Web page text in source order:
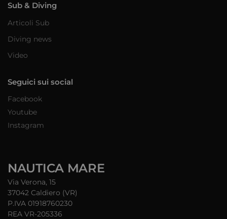
Sub & Diving
Articoli Sub
Diving news
Video
Seguici sui social
Facebook
Youtube
Instagram
NAUTICA MARE
Via Verona, 15
37042 Caldiero (VR)
P.IVA 01918760230
REA VR-205336